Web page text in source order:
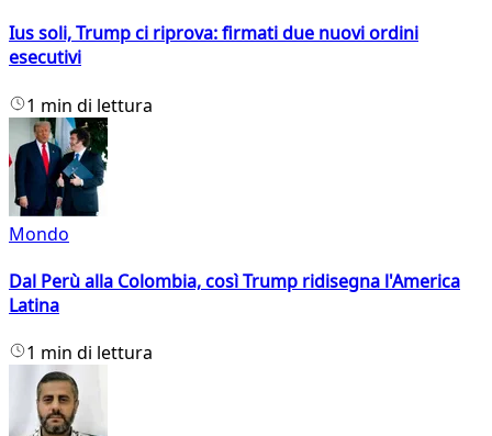
Ius soli, Trump ci riprova: firmati due nuovi ordini
esecutivi
1 min di lettura
Mondo
Dal Perù alla Colombia, così Trump ridisegna l'America
Latina
1 min di lettura